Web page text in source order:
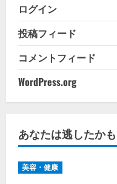
ログイン
投稿フィード
コメントフィード
WordPress.org
あなたは逃したか
美容・健康